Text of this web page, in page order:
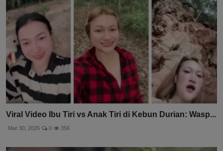
Viral Video Ibu Tiri vs Anak Tiri di Kebun Durian: Wasp...
Mar 30, 2026 0 356